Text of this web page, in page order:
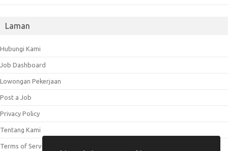
Laman
Hubungi Kami
Job Dashboard
Lowongan Pekerjaan
Post a Job
Privacy Policy
Tentang Kami
Terms of Service